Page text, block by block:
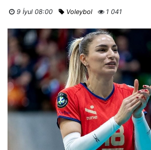
9 İyul 08:00 Voleybol 1 041